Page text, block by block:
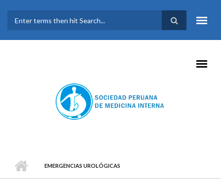
FORMULARIO DE
BÚSQUEDA
EMERGENCIAS UROLÓGICAS